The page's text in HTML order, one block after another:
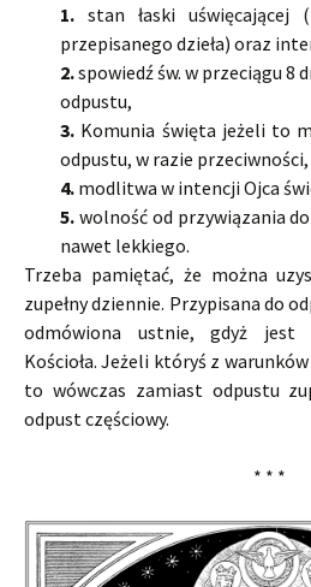
1. stan łaski uświęcającej
przepisanego dzieła) oraz
2.spowiedź św. w przeciągu 8
odpustu,
3. Komunia święta jeżeli to
odpustu, w razie
4. modlitwa w intencji Ojca
5. wolność od przywiązania
nawet lekkiego.
Trzeba pamiętać, że można
zupełny dziennie. Przypisana do
odmówiona ustnie, gdyż
Kościoła. Jeżeli któryś z
to wówczas zamiast odpustu
odpust częściowy.
* * *